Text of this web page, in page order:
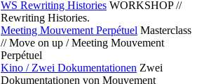
WS Rewriting Histories WORKSHOP //
Rewriting Histories.
Meeting Mouvement Perpétuel Masterclass
// Move on up / Meeting Mouvement
Perpétuel
Kino / Zwei Dokumentationen Zwei
Dokumentationen von Mouvement